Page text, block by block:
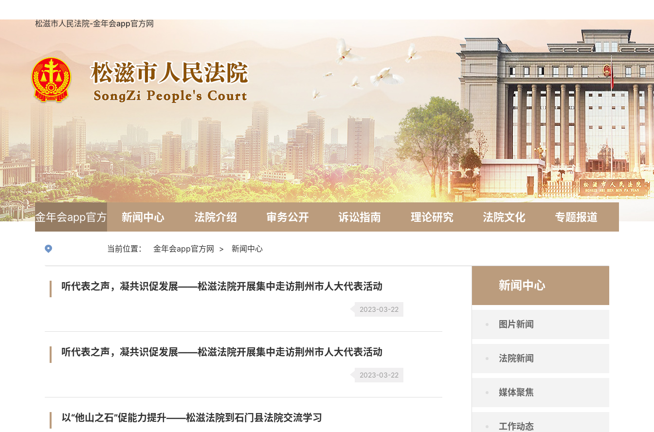
松滋市人民法院-金年会app官方网
金年会app官方 新闻中心 法院介绍 审务公开 诉讼指南 理论研究 法院文化 专题报道
当前位置： 金年会app官方网 > 新闻中心
新闻中心
图片新闻
法院新闻
媒体聚焦
工作动态
听代表之声，凝共识促发展——松滋法院开展集中走访荆州市人大代表活动
2023-03-22
听代表之声，凝共识促发展——松滋法院开展集中走访荆州市人大代表活动
2023-03-22
以“他山之石”促能力提升——松滋法院到石门县法院交流学习